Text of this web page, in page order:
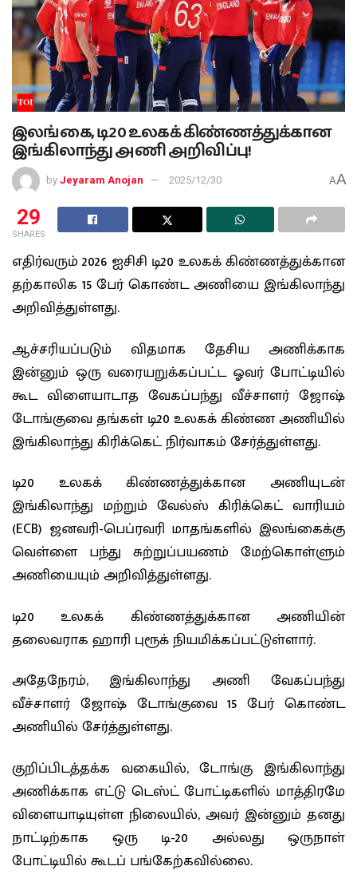
இலங்கை, டி20 உலகக் கிண்ணத்துக்கான
இங்கிலாந்து அணி அறிவிப்பு!
by Jeyaram Anojan 2025/12/30 AA
29
SHARES
எதிர்வரும் 2026 ஐசிசி டி20 உலகக் கிண்ணத்துக்கான
தற்காலிக 15 பேர் கொண்ட அணியை இங்கிலாந்து
அறிவித்துள்ளது.
ஆச்சரியப்படும் விதமாக தேசிய அணிக்காக
இன்னும் ஒரு வரையறுக்கப்பட்ட ஓவர் போட்டியில்
கூட விளையாடாத வேகப்பந்து வீச்சாளர் ஜோஷ்
டோங்குவை தங்கள் டி20 உலகக் கிண்ண அணியில்
இங்கிலாந்து கிரிக்கெட் நிர்வாகம் சேர்த்துள்ளது.
டி20 உலகக் கிண்ணத்துக்கான அணியுடன்
இங்கிலாந்து மற்றும் வேல்ஸ் கிரிக்கெட் வாரியம்
(ECB) ஜனவரி-பெப்ரவரி மாதங்களில் இலங்கைக்கு
வெள்ளை பந்து சுற்றுப்பயணம் மேற்கொள்ளும்
அணியையும் அறிவித்துள்ளது.
டி20 உலகக் கிண்ணத்துக்கான அணியின்
தலைவராக ஹாரி புரூக் நியமிக்கப்பட்டுள்ளார்.
அதேநேரம், இங்கிலாந்து அணி வேகப்பந்து
வீச்சாளர் ஜோஷ் டோங்குவை 15 பேர் கொண்ட
அணியில் சேர்த்துள்ளது.
குறிப்பிடத்தக்க வகையில், டோங்கு இங்கிலாந்து
அணிக்காக எட்டு டெஸ்ட் போட்டிகளில் மாத்திரமே
விளையாடியுள்ள நிலையில், அவர் இன்னும் தனது
நாட்டிற்காக ஒரு டி-20 அல்லது ஒருநாள்
போட்டியில் கூடப் பங்கேற்கவில்லை.